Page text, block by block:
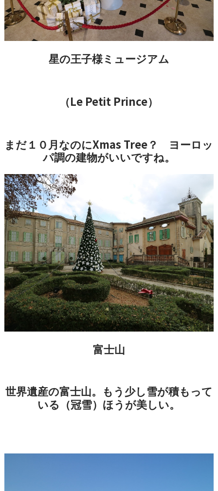
星の王子様ミュージアム
（Le Petit Prince）
まだ１０月なのにXmas Tree ？ ヨーロッ
パ調の建物がいいですね。
富士山
世界遺産の富士山。もう少し雪が積もって
いる（冠雪）ほうが美しい。